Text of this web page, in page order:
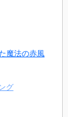
魔法の赤風
グ